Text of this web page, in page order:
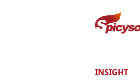
スパイシー
INSIGHT